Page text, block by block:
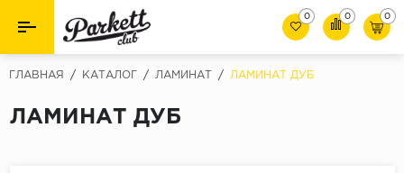
Назад
Ламинат
Назад
0 0 0
ГЛАВНАЯ / КАТАЛОГ / ЛАМИНАТ / ЛАМИНАТ ДУБ
ЛАМИНАТ ДУБ